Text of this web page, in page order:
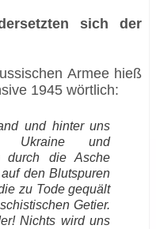
sich der
Armee hieß
1945 wörtlich:
und hinter uns
Ukraine und
durch die Asche
den Blutspuren
zu Tode gequält
Getier.
Nichts wird uns